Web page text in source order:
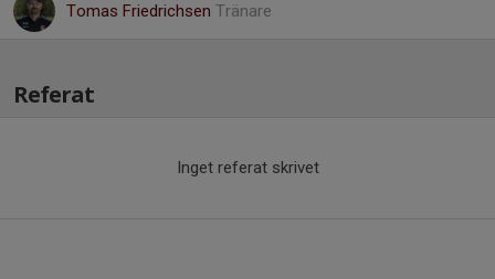
Tomas Friedrichsen Tränare
Referat
Inget referat skrivet